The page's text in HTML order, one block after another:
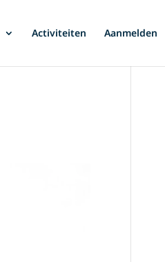
Activiteiten Aanmelden